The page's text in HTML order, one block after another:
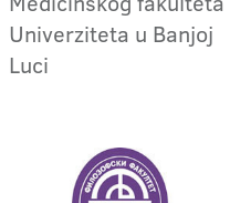
Univerziteta u Banjoj
Luci